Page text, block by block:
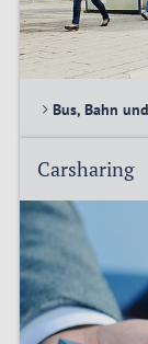
Bus, Bahn
Carsharing